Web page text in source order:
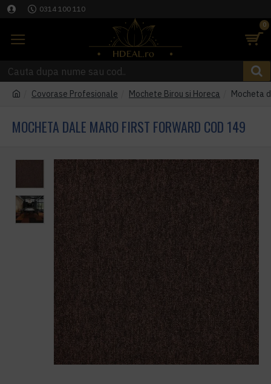
0314 100 110
0
Covorase Profesionale Mochete Birou si Horeca Mocheta
MOCHETA DALE MARO FIRST FORWARD COD 149